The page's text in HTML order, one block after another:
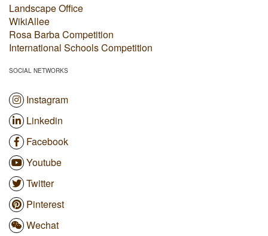
Landscape Office
WikiAllee
Rosa Barba Competition
International Schools Competition
SOCIAL NETWORKS
Instagram
Linkedin
Facebook
Youtube
Twitter
Pinterest
Wechat